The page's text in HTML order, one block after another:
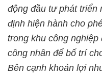
động đầu tư phát
định hiện hành cho
trong khu công
công nhân để bố trí
Bên cạnh khoản lợi